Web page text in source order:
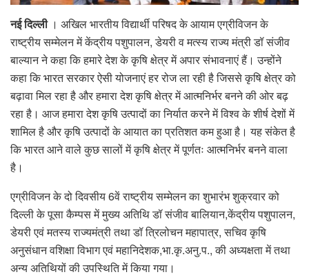
नई दिल्ली। अखिल भारतीय विद्यार्थी परिषद के आयाम एग्रीविजन के
राष्ट्रीय सम्मेलन में केंद्रीय पशुपालन, डेयरी व मत्स्य राज्य मंत्री डॉ संजीव
बाल्यान ने कहा कि हमारे देश के कृषि क्षेत्र में अपार संभावनाएं हैं। उन्होंने
कहा कि भारत सरकार ऐसी योजनाएं हर रोज ला रही है जिससे कृषि क्षेत्र को
बढ़ावा मिल रहा है और हमारा देश कृषि क्षेत्र में आत्मनिर्भर बनने की ओर बढ़
रहा है। आज हमारा देश कृषि उत्पादों का निर्यात करने में विश्व के शीर्ष देशों में
शामिल है और कृषि उत्पादों के आयात का प्रतिशत कम हुआ है। यह संकेत है
कि भारत आने वाले कुछ सालों में कृषि क्षेत्र में पूर्णतः आत्मनिर्भर बनने वाला
है।
एग्रीविजन के दो दिवसीय 6वें राष्ट्रीय सम्मेलन का शुभारंभ शुक्रवार को
दिल्ली के पूसा कैम्पस में मुख्य अतिथि डॉ संजीव बालियान,केंद्रीय पशुपालन,
डेयरी एवं मतस्य राज्यमंत्री तथा डॉ त्रिलोचन महापात्र, सचिव कृषि
अनुसंधान वशिक्षा विभाग एवं महानिदेशक,भा.कृ.अनु.प., की अध्यक्षता में तथा
अन्य अतिथियों की उपस्थिति में किया गया।